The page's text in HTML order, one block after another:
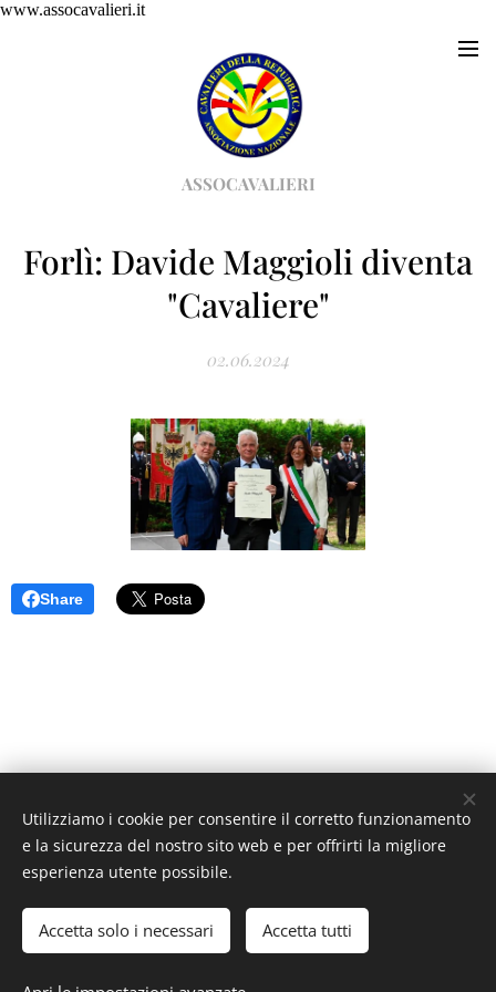
www.assocavalieri.it
ASSOCAVALIERI
Forlì: Davide Maggioli diventa
"Cavaliere"
02.06.2024
Share
ACCESSO SOCI
Utilizziamo i cookie per consentire il corretto funzionamento
e la sicurezza del nostro sito web e per offrirti la migliore
esperienza utente possibile.
Accetta solo i necessari Accetta tutti